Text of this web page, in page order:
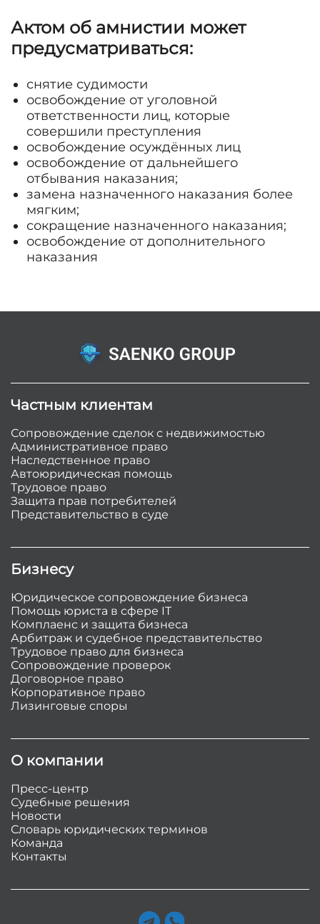
Актом об амнистии может
предусматриваться:
снятие судимости
освобождение от уголовной
ответственности лиц, которые
совершили преступления
освобождение осуждённых лиц
освобождение от дальнейшего
отбывания наказания;
замена назначенного наказания более
мягким;
сокращение назначенного наказания;
освобождение от дополнительного
наказания
Частным клиентам
Сопровождение сделок с недвижимостью
Административное право
Наследственное право
Автоюридическая помощь
Трудовое право
Защита прав потребителей
Представительство в суде
Бизнесу
Юридическое сопровождение бизнеса
Помощь юриста в сфере IT
Комплаенс и защита бизнеса
Арбитраж и судебное представительство
Трудовое право для бизнеса
Сопровождение проверок
Договорное право
Корпоративное право
Лизинговые споры
О компании
Пресс-центр
Судебные решения
Новости
Словарь юридических терминов
Команда
Контакты